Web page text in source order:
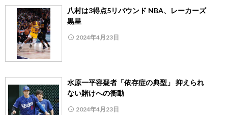
八村は3得点5リバウンド NBA、レーカーズ
黒星
2024年4月23日
水原一平容疑者「依存症の典型」 抑えられ
ない賭けへの衝動
2024年4月23日